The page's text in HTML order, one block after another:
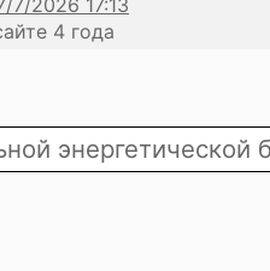
4 года
энергетической